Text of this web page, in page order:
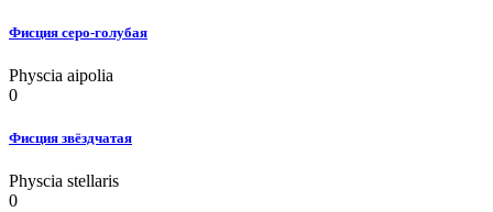
Фисция серо-голубая
Physcia aipolia
0
Фисция звёздчатая
Physcia stellaris
0